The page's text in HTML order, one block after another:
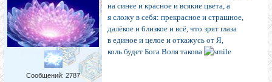
Сообщений: 2787
на синее и красное и всякие цвета, а
я сложу в себя: прекрасное и страшное,
далёкое и близкое и всё, что зрят глаза
в единое и целое и откажусь от Я,
коль будет Бога Воля такова